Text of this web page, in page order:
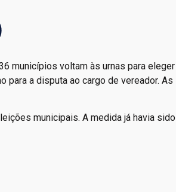
municípios voltam às urnas para eleger
a disputa ao cargo de vereador. As
municipais. A medida já havia sido